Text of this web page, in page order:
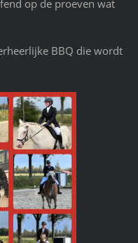
op de proeven wat
BBQ die wordt